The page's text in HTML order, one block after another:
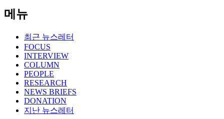
메뉴
최근 뉴스레터
FOCUS
INTERVIEW
COLUMN
PEOPLE
RESEARCH
NEWS BRIEFS
DONATION
지난 뉴스레터